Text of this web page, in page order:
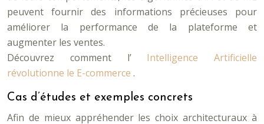
peuvent fournir des informations précieuses pour
améliorer la performance de la plateforme et
augmenter les ventes.
Découvrez comment l’ Intelligence Artificielle
révolutionne le E-commerce .
Cas d’études et exemples concrets
Afin de mieux appréhender les choix architecturaux à